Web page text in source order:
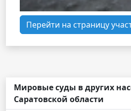
Перейти на страницу
Мировые суды в других
Саратовской области